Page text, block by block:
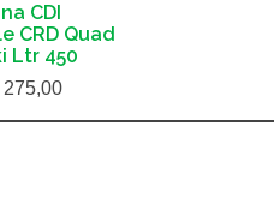
CDI
CRD Quad
Ltr 450
275,00